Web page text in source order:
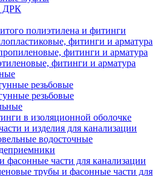
ДРК
полиэтилена и фитинги
фитинги и арматура
фитинги и арматура
фитинги и арматура
резьбовые
резьбовые
в изоляционной оболочке
и изделия для канализации
водосточные
части для канализации
трубы и фасонные части для